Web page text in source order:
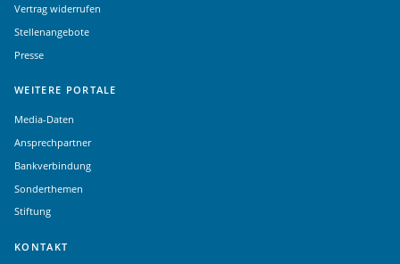
Vertrag widerrufen
Stellenangebote
Presse
WEITERE PORTALE
Media-Daten
Ansprechpartner
Bankverbindung
Sonderthemen
Stiftung
KONTAKT